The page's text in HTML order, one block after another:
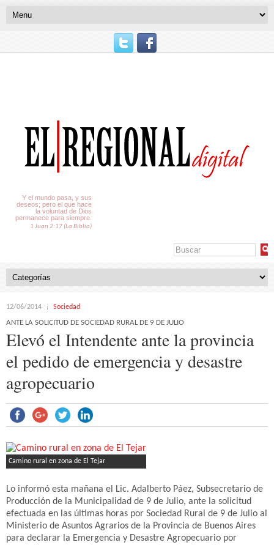
Y el mundo pasa, y sus
deseos; pero el que hace
la voluntad de Dios
permanece para siempre.
1 Juan 2:17 (La Biblia)
12/06/2014 Sociedad
ANTE LA SOLICITUD DE SOCIEDAD RURAL DE 9 DE JULIO
Elevó el Intendente ante la provincia
el pedido de emergencia y desastre
agropecuario
Camino rural en zona de El Tejar
Lo informó esta mañana el Lic. Adalberto Páez, Subsecretario de
Producción de la Municipalidad de 9 de Julio, ante la solicitud
efectuada en las últimas horas por Sociedad Rural de 9 de Julio al
Ministerio de Asuntos Agrarios de la Provincia de Buenos Aires
para declarar la Emergencia y Desastre Agropecuario por